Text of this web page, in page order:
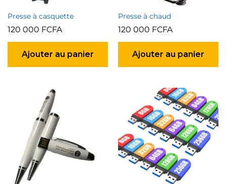
Presse à casquette
120 000 FCFA
Ajouter au panier
Presse à chaud
120 000 FCFA
Ajouter au panier